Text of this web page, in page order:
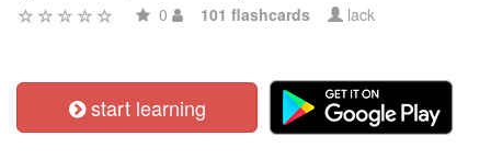
0 101 flashcards lack
start learning